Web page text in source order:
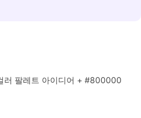
러 팔레트 아이디어 + #800000